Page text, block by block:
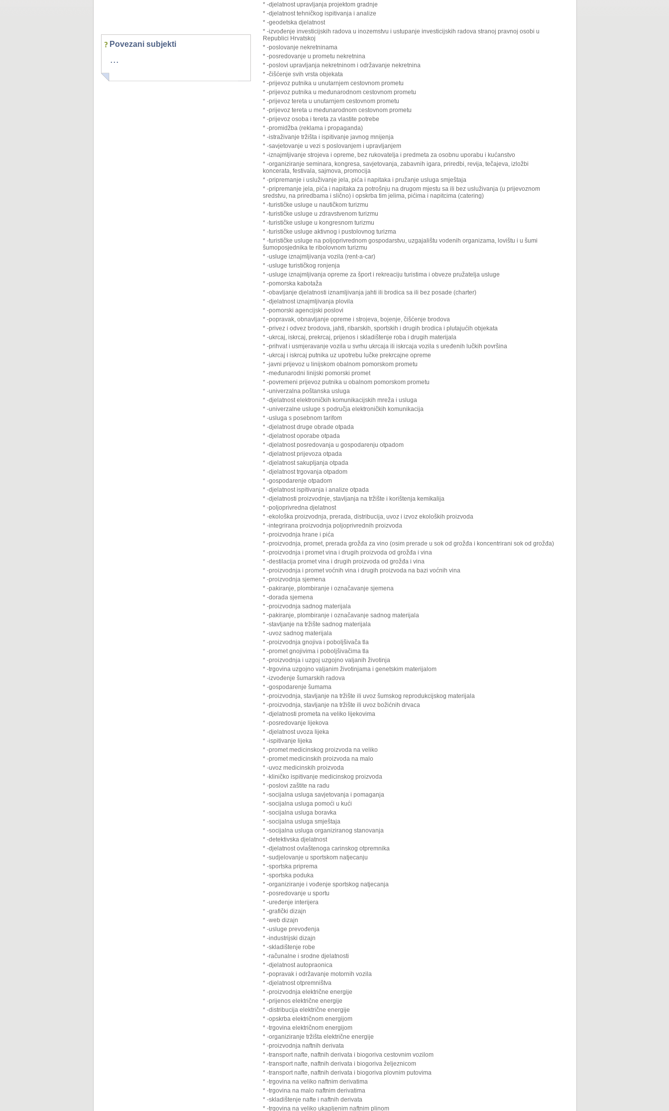
Povezani subjekti
...
* -djelatnost upravljanja projektom gradnje
* -djelatnost tehničkog ispitivanja i analize
* -geodetska djelatnost
* -izvođenje investicijskih radova u inozemstvu i ustupanje investicijskih radova stranoj pravnoj osobi u
Republici Hrvatskoj
* -poslovanje nekretninama
* -posredovanje u prometu nekretnina
* -poslovi upravljanja nekretninom i održavanje nekretnina
* -čišćenje svih vrsta objekata
* -prijevoz putnika u unutarnjem cestovnom prometu
* -prijevoz putnika u međunarodnom cestovnom prometu
* -prijevoz tereta u unutarnjem cestovnom prometu
* -prijevoz tereta u međunarodnom cestovnom prometu
* -prijevoz osoba i tereta za vlastite potrebe
* -promidžba (reklama i propaganda)
* -istraživanje tržišta i ispitivanje javnog mnijenja
* -savjetovanje u vezi s poslovanjem i upravljanjem
* -iznajmljivanje strojeva i opreme, bez rukovatelja i predmeta za osobnu uporabu i kućanstvo
* -organiziranje seminara, kongresa, savjetovanja, zabavnih igara, priredbi, revija, tečajeva, izložbi
koncerata, festivala, sajmova, promocija
* -pripremanje i usluživanje jela, pića i napitaka i pružanje usluga smještaja
* -pripremanje jela, pića i napitaka za potrošnju na drugom mjestu sa ili bez usluživanja (u prijevoznom
sredstvu, na priredbama i slično) i opskrba tim jelima, pićima i napitcima (catering)
* -turističke usluge u nautičkom turizmu
* -turističke usluge u zdravstvenom turizmu
* -turističke usluge u kongresnom turizmu
* -turističke usluge aktivnog i pustolovnog turizma
* -turističke usluge na poljoprivrednom gospodarstvu, uzgajalištu vodenih organizama, lovištu i u šumi
šumoposjednika te ribolovnom turizmu
* -usluge iznajmljivanja vozila (rent-a-car)
* -usluge turističkog ronjenja
* -usluge iznajmljivanja opreme za šport i rekreaciju turistima i obveze pružatelja usluge
* -pomorska kabotaža
* -obavljanje djelatnosti iznamljivanja jahti ili brodica sa ili bez posade (charter)
* -djelatnost iznajmljivanja plovila
* -pomorski agencijski poslovi
* -popravak, obnavljanje opreme i strojeva, bojenje, čišćenje brodova
* -privez i odvez brodova, jahti, ribarskih, sportskih i drugih brodica i plutajućih objekata
* -ukrcaj, iskrcaj, prekrcaj, prijenos i skladištenje roba i drugih materijala
* -prihvat i usmjeravanje vozila u svrhu ukrcaja ili iskrcaja vozila s uređenih lučkih površina
* -ukrcaj i iskrcaj putnika uz upotrebu lučke prekrcajne opreme
* -javni prijevoz u linijskom obalnom pomorskom prometu
* -međunarodni linijski pomorski promet
* -povremeni prijevoz putnika u obalnom pomorskom prometu
* -univerzalna poštanska usluga
* -djelatnost elektroničkih komunikacijskih mreža i usluga
* -univerzalne usluge s područja elektroničkih komunikacija
* -usluga s posebnom tarifom
* -djelatnost druge obrade otpada
* -djelatnost oporabe otpada
* -djelatnost posredovanja u gospodarenju otpadom
* -djelatnost prijevoza otpada
* -djelatnost sakupljanja otpada
* -djelatnost trgovanja otpadom
* -gospodarenje otpadom
* -djelatnost ispitivanja i analize otpada
* -djelatnosti proizvodnje, stavljanja na tržište i korištenja kemikalija
* -poljoprivredna djelatnost
* -ekološka proizvodnja, prerada, distribucija, uvoz i izvoz ekoloških proizvoda
* -integrirana proizvodnja poljoprivrednih proizvoda
* -proizvodnja hrane i pića
* -proizvodnja, promet, prerada grožđa za vino (osim prerade u sok od grožđa i koncentrirani sok od grožđa)
* -proizvodnja i promet vina i drugih proizvoda od grožđa i vina
* -destilacija promet vina i drugih proizvoda od grožđa i vina
* -proizvodnja i promet voćnih vina i drugih proizvoda na bazi voćnih vina
* -proizvodnja sjemena
* -pakiranje, plombiranje i označavanje sjemena
* -dorada sjemena
* -proizvodnja sadnog materijala
* -pakiranje, plombiranje i označavanje sadnog materijala
* -stavljanje na tržište sadnog materijala
* -uvoz sadnog materijala
* -proizvodnja gnojiva i poboljšivača tla
* -promet gnojivima i poboljšivačima tla
* -proizvodnja i uzgoj uzgojno valjanih životinja
* -trgovina uzgojno valjanim životinjama i genetskim materijalom
* -izvođenje šumarskih radova
* -gospodarenje šumama
* -proizvodnja, stavljanje na tržište ili uvoz šumskog reprodukcijskog materijala
* -proizvodnja, stavljanje na tržište ili uvoz božićnih drvaca
* -djelatnosti prometa na veliko lijekovima
* -posredovanje lijekova
* -djelatnost uvoza lijeka
* -ispitivanje lijeka
* -promet medicinskog proizvoda na veliko
* -promet medicinskih proizvoda na malo
* -uvoz medicinskih proizvoda
* -kliničko ispitivanje medicinskog proizvoda
* -poslovi zaštite na radu
* -socijalna usluga savjetovanja i pomaganja
* -socijalna usluga pomoći u kući
* -socijalna usluga boravka
* -socijalna usluga smještaja
* -socijalna usluga organiziranog stanovanja
* -detektivska djelatnost
* -djelatnost ovlaštenoga carinskog otpremnika
* -sudjelovanje u sportskom natjecanju
* -sportska priprema
* -sportska poduka
* -organiziranje i vođenje sportskog natjecanja
* -posredovanje u sportu
* -uređenje interijera
* -grafički dizajn
* -web dizajn
* -usluge prevođenja
* -industrijski dizajn
* -skladištenje robe
* -računalne i srodne djelatnosti
* -djelatnost autopraonica
* -popravak i održavanje motornih vozila
* -djelatnost otpremništva
* -proizvodnja električne energije
* -prijenos električne energije
* -distribucija električne energije
* -opskrba električnom energijom
* -trgovina električnom energijom
* -organiziranje tržišta električne energije
* -proizvodnja naftnih derivata
* -transport nafte, naftnih derivata i biogoriva cestovnim vozilom
* -transport nafte, naftnih derivata i biogoriva željeznicom
* -transport nafte, naftnih derivata i biogoriva plovnim putovima
* -trgovina na veliko naftnim derivatima
* -trgovina na malo naftnim derivatima
* -skladištenje nafte i naftnih derivata
* -trgovina na veliko ukapljenim naftnim plinom